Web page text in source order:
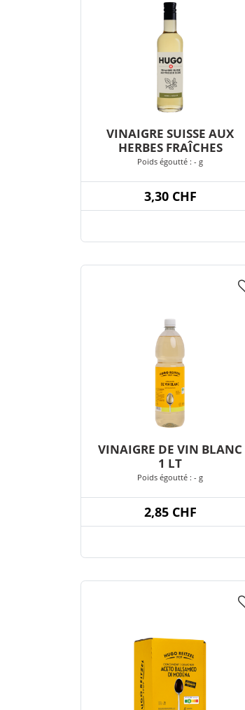
VINAIGRE SUISSE AUX
HERBES FRAÎCHES
Poids égoutté : - g
3,30 CHF
VINAIGRE DE VIN BLANC
1 LT
Poids égoutté : - g
2,85 CHF